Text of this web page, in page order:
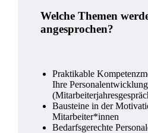
Welche Themen
angesprochen?
Praktikable
Ihre
Bausteine in der
Mitarbeiter*innen
Bedarfsgerechte